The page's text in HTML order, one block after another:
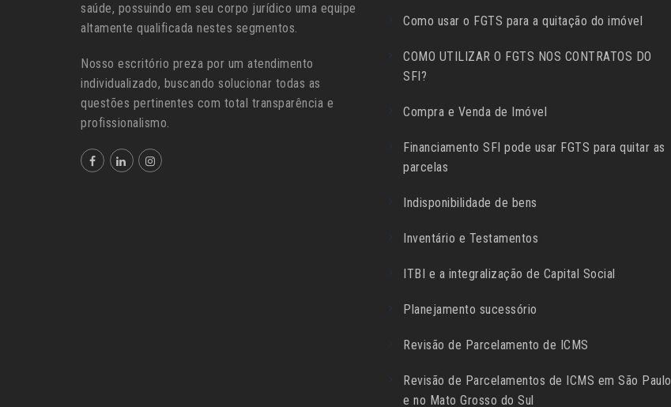
saúde, possuindo em seu corpo jurídico uma equipe
altamente qualificada nestes segmentos.
Nosso escritório preza por um atendimento
individualizado, buscando solucionar todas as
questões pertinentes com total transparência e
profissionalismo.
Como usar o FGTS para a quitação do imóvel
COMO UTILIZAR O FGTS NOS CONTRATOS DO
SFI?
Compra e Venda de Imóvel
Financiamento SFI pode usar FGTS para quitar as
parcelas
Indisponibilidade de bens
Inventário e Testamentos
ITBI e a integralização de Capital Social
Planejamento sucessório
Revisão de Parcelamento de ICMS
Revisão de Parcelamentos de ICMS em São Paulo
e no Mato Grosso do Sul